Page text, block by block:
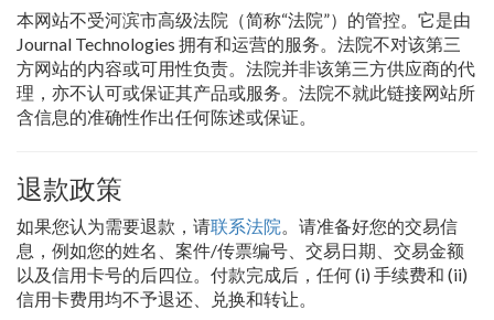
本网站不受河滨市高级法院（简称“法院”）的管控。它是由
Journal Technologies 拥有和运营的服务。法院不对该第三
方网站的内容或可用性负责。法院并非该第三方供应商的代
理，亦不认可或保证其产品或服务。法院不就此链接网站所
含信息的准确性作出任何陈述或保证。
退款政策
如果您认为需要退款，请联系法院。请准备好您的交易信
息，例如您的姓名、案件/传票编号、交易日期、交易金额
以及信用卡号的后四位。付款完成后，任何 (i) 手续费和 (ii)
信用卡费用均不予退还、兑换和转让。